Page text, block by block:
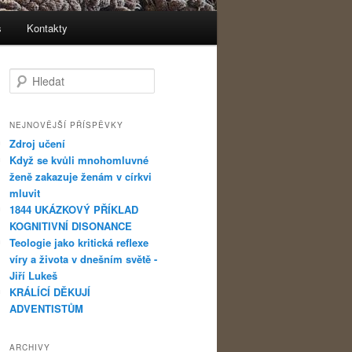
Kontakty
Hledat
NEJNOVĚJŠÍ PŘÍSPĚVKY
Zdroj učení
Když se kvůli mnohomluvné
ženě zakazuje ženám v církvi
mluvit
1844 UKÁZKOVÝ PŘÍKLAD
KOGNITIVNÍ DISONANCE
Teologie jako kritická reflexe
víry a života v dnešním světě -
Jiří Lukeš
KRÁLÍCÍ DĚKUJÍ
ADVENTISTŮM
ARCHIVY